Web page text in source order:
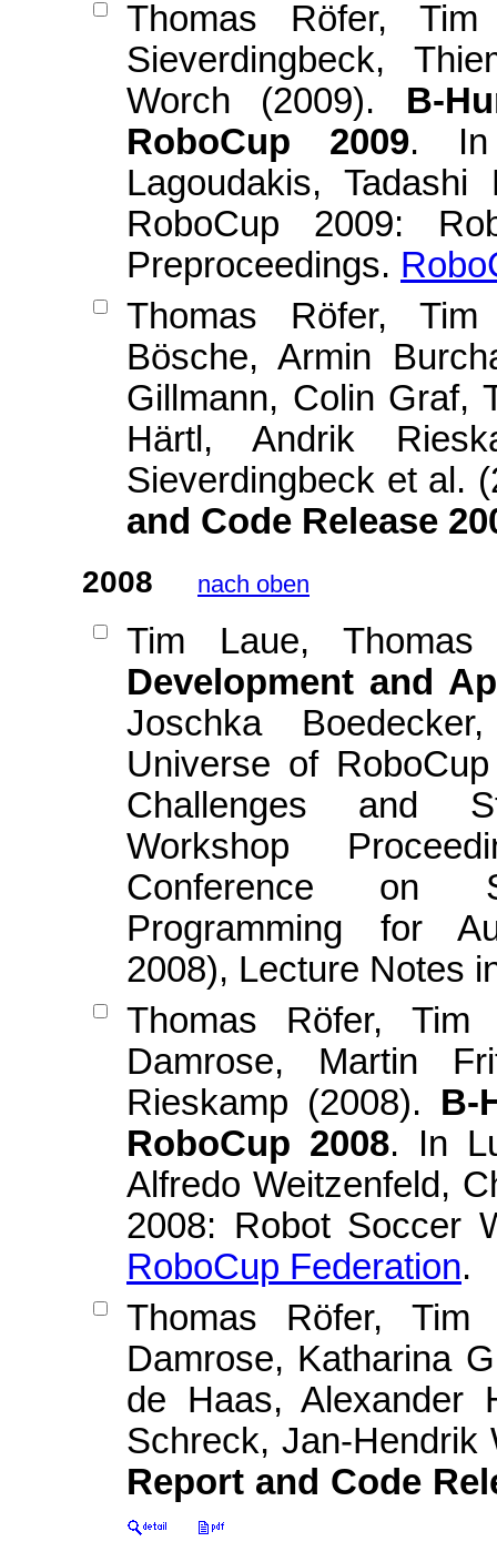
Thomas Röfer,
Sieverdingbeck,
Worch (2009). B-
RoboCup 2009. In
Lagoudakis,
RoboCup 2009:
Preproceedings.
Thomas Röfer,
Bösche, Armin
Gillmann, Colin Graf,
Härtl, Andrik
Sieverdingbeck et al.
and Code Release
2008 nach oben
Tim Laue,
Development and
Joschka
Universe of
Challenges and
Workshop
Conference on
Programming for
2008), Lecture Notes
Thomas Röfer, Tim
Damrose, Martin
Rieskamp (2008). B-
RoboCup 2008. In
Alfredo Weitzenfeld,
2008: Robot Soccer
RoboCup Federation
Thomas Röfer, Tim
Damrose, Katharina
de Haas, Alexander
Schreck, Jan-
Report and Code